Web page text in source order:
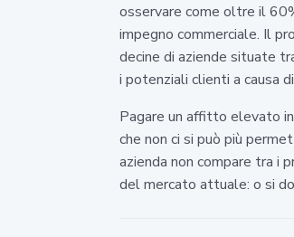
osservare come oltre il
impegno commerciale. Il
decine di aziende situate
i potenziali clienti a causa
Pagare un affitto elevato
che non ci si può più
azienda non compare tra i
del mercato attuale: o si